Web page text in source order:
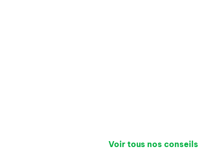
Voir tous nos conseils